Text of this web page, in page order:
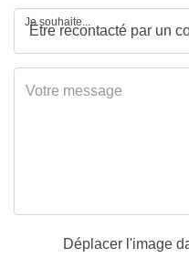
Je souhaite...
Déplacer l'image